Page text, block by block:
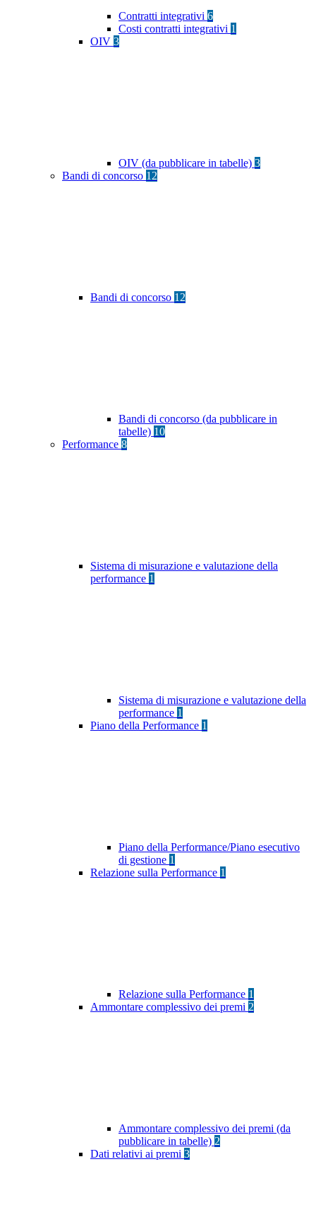
Contratti integrativi 6
Costi contratti integrativi 1
OIV 3
OIV (da pubblicare in tabelle) 3
Bandi di concorso 12
Bandi di concorso 12
Bandi di concorso (da pubblicare in
tabelle) 10
Performance 8
Sistema di misurazione e valutazione della
performance 1
Sistema di misurazione e valutazione della
performance 1
Piano della Performance 1
Piano della Performance/Piano esecutivo
di gestione 1
Relazione sulla Performance 1
Relazione sulla Performance 1
Ammontare complessivo dei premi 2
Ammontare complessivo dei premi (da
pubblicare in tabelle) 2
Dati relativi ai premi 3